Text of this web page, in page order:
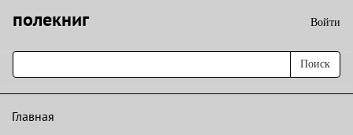
полекниг Войти
Поиск
Главная